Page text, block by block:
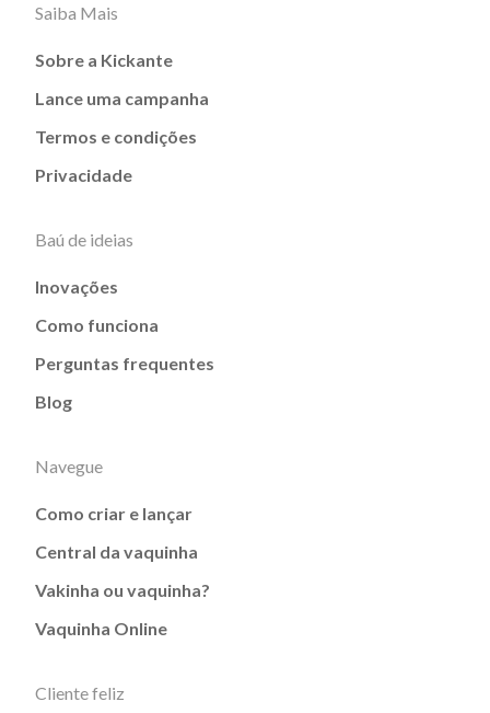
Saiba Mais
Sobre a Kickante
Lance uma campanha
Termos e condições
Privacidade
Baú de ideias
Inovações
Como funciona
Perguntas frequentes
Blog
Navegue
Como criar e lançar
Central da vaquinha
Vakinha ou vaquinha?
Vaquinha Online
Cliente feliz